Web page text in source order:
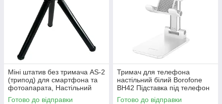
Міні штатив без тримача AS-2
(трипод) для смартфона та
фотоапарата, Настільний
тріпод, Компактний штатив
Готово до відправки
Тримач для телефона
настільний білий Borofone
BH42 Підставка під телефон
на стіл
Готово до відправки